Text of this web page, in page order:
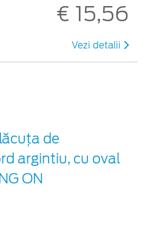
€ 15,56
Vezi detalii
de
argintiu, cu oval
ON